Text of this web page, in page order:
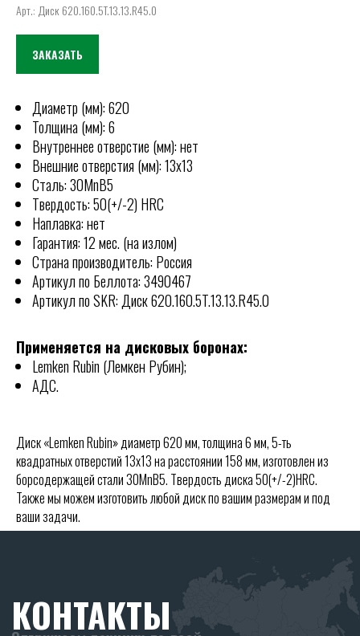
Арт.: Диск 620.160.5T.13.13.R45.0
ЗАКАЗАТЬ
Диаметр (мм): 620
Толщина (мм): 6
Внутреннее отверстие (мм): нет
Внешние отверстия (мм): 13х13
Сталь: 30MnB5
Твердость: 50(+/-2) HRC
Наплавка: нет
Гарантия: 12 мес. (на излом)
Страна производитель: Россия
Артикул по Беллота: 3490467
Артикул по SKR: Диск 620.160.5T.13.13.R45.0
Применяется на дисковых боронах:
Lemken Rubin (Лемкен Рубин);
АДС.
Диск «Lemken Rubin» диаметр 620 мм, толщина 6 мм, 5-ть
квадратных отверстий 13х13 на расстоянии 158 мм, изготовлен из
борсодержащей стали 30MnB5. Твердость диска 50(+/-2)HRC.
Также мы можем изготовить любой диск по вашим размерам и под
ваши задачи.
Отгружаем технику по всей
РОССИИ
ООО «СКР Агро»
ИНН: 2635257813
ООО "СКР АГРО"
355040, Ставропольский край, г.
Ставрополь, ул. Пирогова, 80А.
ПРОИЗВОДСТВО SKR
8 (903) 44-66-9-77
КОНТАКТЫ
Режим работы:
Ежедневно (Пн-Пт) с 08:30 до 17:30
Без перерывов
Реквизиты: